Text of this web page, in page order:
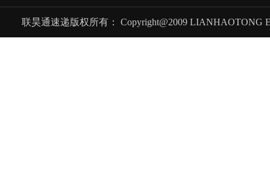
联昊通速递版权所有： Copyright@2009 LIANHAOTONG